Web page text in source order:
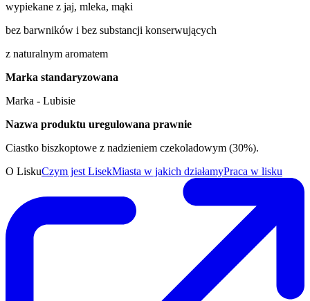
wypiekane z jaj, mleka, mąki
bez barwników i bez substancji konserwujących
z naturalnym aromatem
Marka standaryzowana
Marka - Lubisie
Nazwa produktu uregulowana prawnie
Ciastko biszkoptowe z nadzieniem czekoladowym (30%).
O LiskuCzym jest LisekMiasta w jakich działamyPraca w lisku